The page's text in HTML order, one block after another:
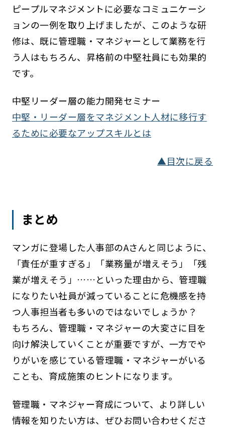
ピープルマネジメントに必要なコミュニケーシ
ョンの一例を取り上げましたが、このような研
修は、既に管理職・マネジャーとして業務を行
う人はもちろん、昇格前の中堅社員にも効果的
です。
中堅リーダー層の能力開発セミナー
中堅・リーダー層をマネジメント人材に移行す
るために必要なアップスキルとは
▲目次に戻る
まとめ
マンガに登場した人事部のAさんと同じように、
「責任が重すぎる」「業務量が増えそう」「残
業が増えそう」……といった理由から、管理職
になりたい社員が減っていることに危機感を持
つ人事担当者も多いのではないでしょうか？
もちろん、管理職・マネジャーの大変さに目を
向け解決していくことが重要ですが、一方でや
りがいを感じている管理職・マネジャーがいる
ことも、育成施策のヒントになります。
管理職・マネジャー育成について、より詳しい
情報を知りたい方は、ぜひお問い合わせくださ